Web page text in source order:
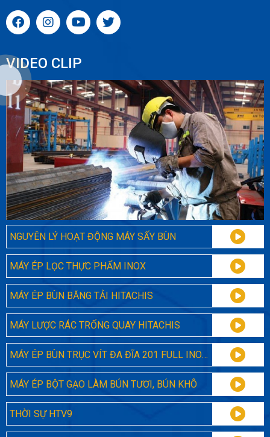
VIDEO CLIP
NGUYÊN LÝ HOẠT ĐỘNG MÁY SẤY BÙN
MÁY ÉP LỌC THỰC PHẨM INOX
MÁY ÉP BÙN BĂNG TẢI HITACHIS
MÁY LƯỢC RÁC TRỐNG QUAY HITACHIS
MÁY ÉP BÙN TRỤC VÍT ĐA ĐĨA 201 FULL INOX - HITACHIS
MÁY ÉP BỘT GẠO LÀM BÚN TƯƠI, BÚN KHÔ
THỜI SỰ HTV9